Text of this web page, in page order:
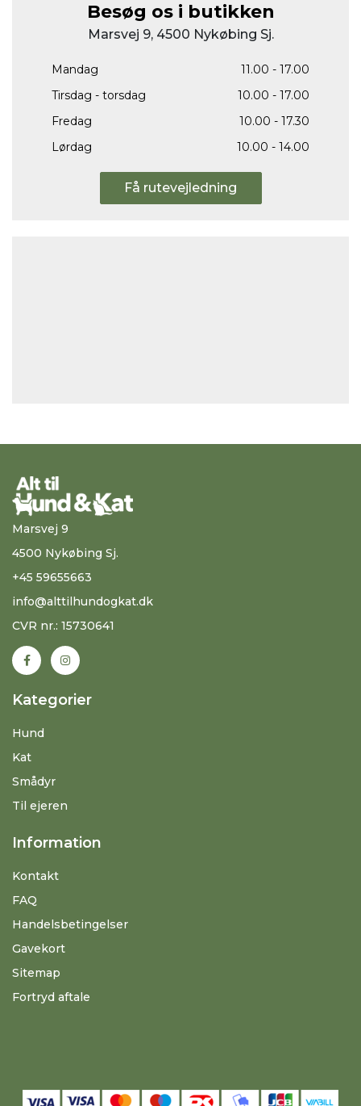
Besøg os i butikken
Marsvej 9, 4500 Nykøbing Sj.
Mandag
11.00 - 17.00
Tirsdag - torsdag
10.00 - 17.00
Fredag
10.00 - 17.30
Lørdag
10.00 - 14.00
Få rutevejledning
Marsvej 9
4500 Nykøbing Sj.
+45 59655663
info@alttilhundogkat.dk
CVR nr.: 15730641
Kategorier
Hund
Kat
Smådyr
Til ejeren
Information
Kontakt
FAQ
Handelsbetingelser
Gavekort
Sitemap
Fortryd aftale